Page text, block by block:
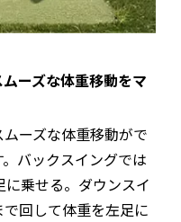
ーズな体重移動をマ
ーズな体重移動がで
バックスイングでは
乗せる。ダウンスイ
回して体重を左足に